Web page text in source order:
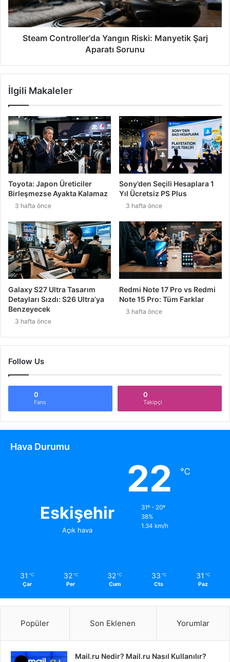
Steam Controller'da Yangın Riski: Manyetik Şarj
Aparatı Sorunu
İlgili Makaleler
Toyota: Japon Üreticiler
Birleşmezse Ayakta Kalamaz
3 hafta önce
Sony’den Seçili Hesaplara 1
Yıl Ücretsiz PS Plus
3 hafta önce
Galaxy S27 Ultra Tasarım
Detayları Sızdı: S26 Ultra’ya
Benzeyecek
3 hafta önce
Redmi Note 17 Pro vs Redmi
Note 15 Pro: Tüm Farklar
3 hafta önce
Follow Us
0
Fans
0
Takipçi
Hava Durumu
Eskişehir
Açık hava
22 ℃
31º - 20º
38%
1.34 km/h
31 ℃
Çar
32 ℃
Per
32 ℃
Cum
33 ℃
Cts
31 ℃
Paz
Popüler Son Eklenen Yorumlar
Mail.ru Nedir? Mail.ru Nasıl Kullanılır?